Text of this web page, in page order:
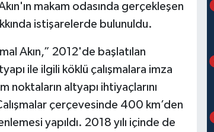
makam odasında gerçekleşen
istişarelerde bulunuldu.
Akın,” 2012'de başlatılan
ile ilgili köklü çalışmalara imza
noktaların altyapı ihtiyaçlarını
çerçevesinde 400 km’den
yapıldı. 2018 yılı içinde de